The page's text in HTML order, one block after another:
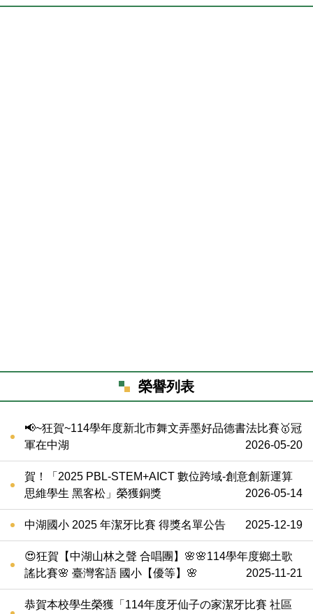
榮譽列表
📢~狂賀~114學年度新北市舞文弄墨好品德書法比賽🥇冠
軍在中湖
2026-05-20
賀！「2025 PBL-STEM+AICT 數位跨域-創意創新運算
思維學生 黑客松」榮獲銅獎
2026-05-14
中湖國小 2025 年潔牙比賽 得獎名單公告 2025-12-19
😍狂賀【中湖山林之聲 合唱團】🌸🌸114學年度鄉土歌
謠比賽🌸 臺灣客語 國小【優等】🌸
2025-11-21
恭賀本校學生榮獲「114年度牙仙子の家潔牙比賽 社區